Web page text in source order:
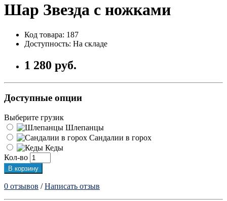
Шар Звезда с ножками
Код товара: 187
Доступность: На складе
1 280 руб.
Доступные опции
Выберите грузик
Шлепанцы
Сандалии в горох
Кеды
Кол-во
В корзину
0 отзывов /Написать отзыв